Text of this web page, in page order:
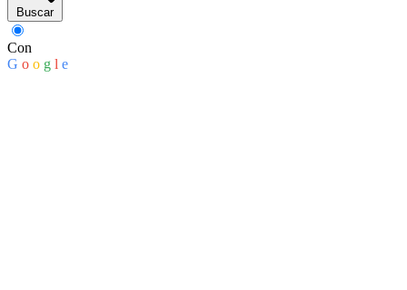
Buscar
Con
G o o g l e